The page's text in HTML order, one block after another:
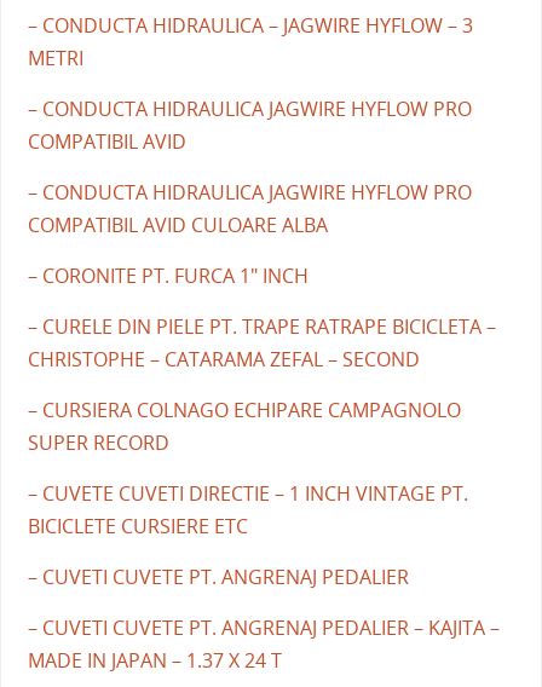
– CONDUCTA HIDRAULICA – JAGWIRE HYFLOW – 3
METRI
– CONDUCTA HIDRAULICA JAGWIRE HYFLOW PRO
COMPATIBIL AVID
– CONDUCTA HIDRAULICA JAGWIRE HYFLOW PRO
COMPATIBIL AVID CULOARE ALBA
– CORONITE PT. FURCA 1" INCH
– CURELE DIN PIELE PT. TRAPE RATRAPE BICICLETA –
CHRISTOPHE – CATARAMA ZEFAL – SECOND
– CURSIERA COLNAGO ECHIPARE CAMPAGNOLO
SUPER RECORD
– CUVETE CUVETI DIRECTIE – 1 INCH VINTAGE PT.
BICICLETE CURSIERE ETC
– CUVETI CUVETE PT. ANGRENAJ PEDALIER
– CUVETI CUVETE PT. ANGRENAJ PEDALIER – KAJITA –
MADE IN JAPAN – 1.37 X 24 T